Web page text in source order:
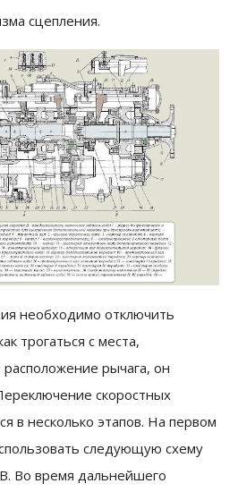
сцепления.
необходимо отключить
трогаться с места,
рычага, он
скоростных
в несколько этапов. На первом
следующую схему
Во время дальнейшего